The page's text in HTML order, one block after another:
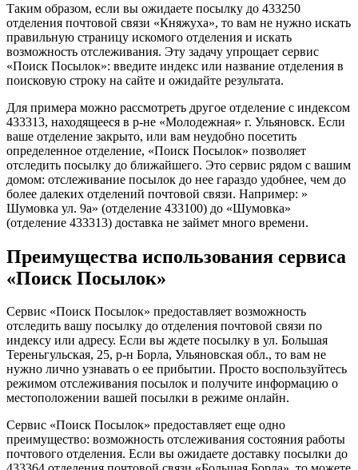
Таким образом, если вы ожидаете посылку до 433250
отделения почтовой связи «Княжуха», то вам не нужно искать
правильную страницу искомого отделения и искать
возможность отслеживания. Эту задачу упрощает сервис
«Поиск Посылок»: введите индекс или название отделения в
поисковую строку на сайте и ожидайте результата.
Для примера можно рассмотреть другое отделение с индексом
433313, находящееся в р-не «Молодежная» г. Ульяновск. Если
ваше отделение закрыто, или вам неудобно посетить
определенное отделение, «Поиск Посылок» позволяет
отследить посылку до ближайшего. Это сервис рядом с вашим
домом: отслеживание посылок до нее гараздо удобнее, чем до
более далеких отделений почтовой связи. Например: »
Шумовка ул. 9а» (отделение 433100) до «Шумовка»
(отделение 433313) доставка не займет много времени.
Преимущества использования сервиса
«Поиск Посылок»
Сервис «Поиск Посылок» предоставляет возможность
отследить вашу посылку до отделения почтовой связи по
индексу или адресу. Если вы ждете посылку в ул. Большая
Тереньгульская, 25, р-н Борла, Ульяновская обл., то вам не
нужно лично узнавать о ее прибытии. Просто воспользуйтесь
режимом отслеживания посылок и получите информацию о
местоположении вашей посылки в режиме онлайн.
Сервис «Поиск Посылок» предоставляет еще одно
преимущество: возможность отслеживания состояния работы
почтового отделения. Если вы ожидаете доставку посылки до